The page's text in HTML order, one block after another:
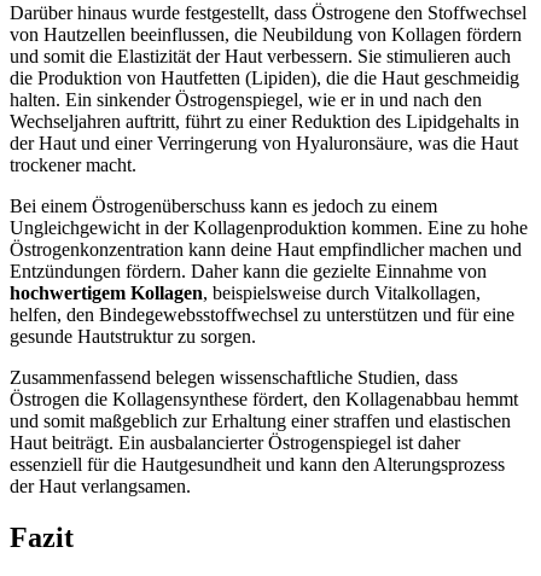
Darüber hinaus wurde festgestellt, dass Östrogene den Stoffwechsel
von Hautzellen beeinflussen, die Neubildung von Kollagen fördern
und somit die Elastizität der Haut verbessern. Sie stimulieren auch
die Produktion von Hautfetten (Lipiden), die die Haut geschmeidig
halten. Ein sinkender Östrogenspiegel, wie er in und nach den
Wechseljahren auftritt, führt zu einer Reduktion des Lipidgehalts in
der Haut und einer Verringerung von Hyaluronsäure, was die Haut
trockener macht.
Bei einem Östrogenüberschuss kann es jedoch zu einem
Ungleichgewicht in der Kollagenproduktion kommen. Eine zu hohe
Östrogenkonzentration kann deine Haut empfindlicher machen und
Entzündungen fördern. Daher kann die gezielte Einnahme von
hochwertigem Kollagen, beispielsweise durch Vitalkollagen,
helfen, den Bindegewebsstoffwechsel zu unterstützen und für eine
gesunde Hautstruktur zu sorgen.
Zusammenfassend belegen wissenschaftliche Studien, dass
Östrogen die Kollagensynthese fördert, den Kollagenabbau hemmt
und somit maßgeblich zur Erhaltung einer straffen und elastischen
Haut beiträgt. Ein ausbalancierter Östrogenspiegel ist daher
essenziell für die Hautgesundheit und kann den Alterungsprozess
der Haut verlangsamen.
Fazit